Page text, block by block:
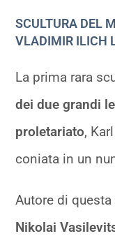
SCULTURA DEL
VLADIMIR ILICH
La prima rara
dei due grandi
proletariato,
coniata in un
Autore di
Nikolai